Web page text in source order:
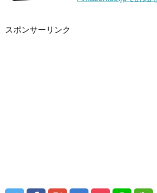
スポンサーリンク